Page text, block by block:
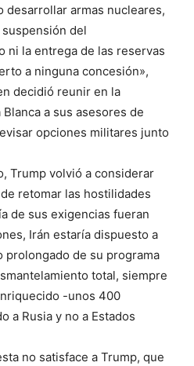
desarrollar armas nucleares,
del
ni la entrega de las reservas
a ninguna concesión»,
decidió reunir en la
a sus asesores de
opciones militares junto
Trump volvió a considerar
retomar las hostilidades
de sus exigencias fueran
Irán estaría dispuesto a
prolongado de su programa
total, siempre
-unos 400
a Rusia y no a Estados
no satisface a Trump, que